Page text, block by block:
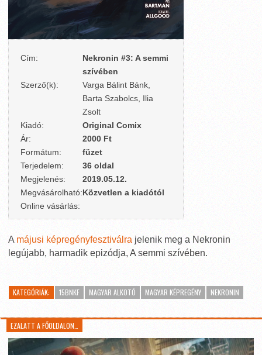
Cím:
Nekronin #3: A semmi
szívében
Szerző(k):
Varga Bálint Bánk,
Barta Szabolcs, Ilia
Zsolt
Kiadó:
Original Comix
Ár:
2000 Ft
Formátum:
füzet
Terjedelem:
36 oldal
Megjelenés:
2019.05.12.
Megvásárolható:Közvetlen a kiadótól
Online vásárlás:
A májusi képregényfesztiválra jelenik meg a Nekronin
legújabb, harmadik epizódja, A semmi szívében.
KATEGÓRIÁK: 15BNKF MAGYAR ALKOTÓ MAGYAR KÉPREGÉNY NEKRONIN
EZALATT A FŐOLDALON…